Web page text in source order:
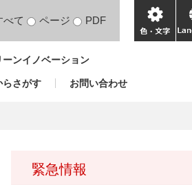
べて ページ PDF
色・
文
ンイノベーション
らさがす お問い合わせ
緊急情報